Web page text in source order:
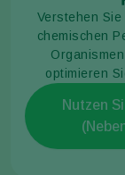
Verstehen
chemischen
optimieren
Nutzen